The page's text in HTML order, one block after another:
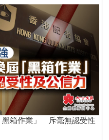
黑箱作業」 斥毫無認受性